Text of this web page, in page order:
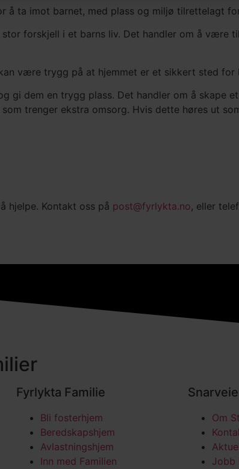
ta imot barnet, med plass og miljø tilrettelagt
forskjell i et barns liv. Det handler om å være
være trygg på at hjemmet er et sikkert sted for
gi dem en trygg plass. Det handler om å skape
trenger ekstra omsorg. Hvis dette høres ut
hjelpe. Kontakt oss på post@fyrlykta.no, eller
Fyrlykta Familie
Bli fosterhjem
Beredskapshjem
Avlastningshjem
Inn med Familien
Om
Jobb